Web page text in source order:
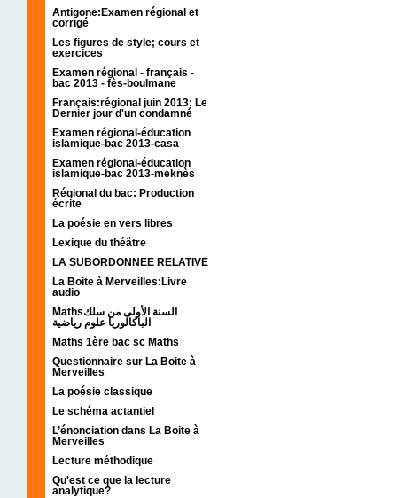
Antigone:Examen régional et
corrigé
Les figures de style; cours et
exercices
Examen régional - français -
bac 2013 - fès-boulmane
Français:régional juin 2013; Le
Dernier jour d'un condamné
Examen régional-éducation
islamique-bac 2013-casa
Examen régional-éducation
islamique-bac 2013-meknès
Régional du bac: Production
écrite
La poésie en vers libres
Lexique du théâtre
LA SUBORDONNEE RELATIVE
La Boite à Merveilles:Livre
audio
Mathsالسنة الأولى من سلك
الباكالوريا علوم رياضية
Maths 1ère bac sc Maths
Questionnaire sur La Boite à
Merveilles
La poésie classique
Le schéma actantiel
L’énonciation dans La Boite à
Merveilles
Lecture méthodique
Qu'est ce que la lecture
analytique?